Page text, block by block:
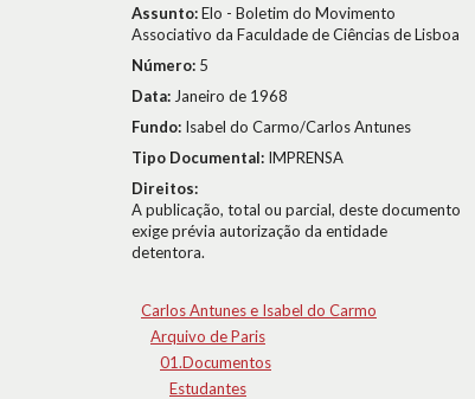
Assunto:Elo - Boletim do Movimento
Associativo da Faculdade de Ciências de Lisboa
Número: 5
Data: Janeiro de 1968
Fundo: Isabel do Carmo/Carlos Antunes
Tipo Documental: IMPRENSA
Direitos:
A publicação, total ou parcial, deste documento
exige prévia autorização da entidade
detentora.
Carlos Antunes e Isabel do Carmo
Arquivo de Paris
01.Documentos
Estudantes